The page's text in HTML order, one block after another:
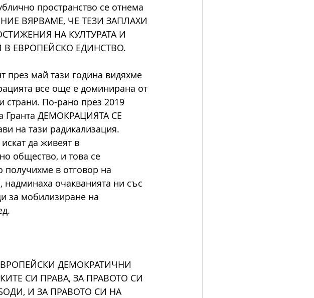
пространство се отнема
НИЕ ВЯРВАМЕ, ЧЕ ТЕЗИ ЗАПЛАХИ
НА КУЛТУРАТА И
ЕВРОПЕЙСКО ЕДИНСТВО.
през май тази година видяхме
все още е доминирана от
страни. По-рано през 2019
Гранта ДЕМОКРАЦИЯТА СЕ
на тази радикализация.
да живеят в
общество, и това се
получихме в отговор на
надминаха очакванията ни със
за мобилизиране на
ДЕМОКРАТИЧНИ
СИ ПРАВА, ЗА ПРАВОТО СИ
И ЗА ПРАВОТО СИ НА